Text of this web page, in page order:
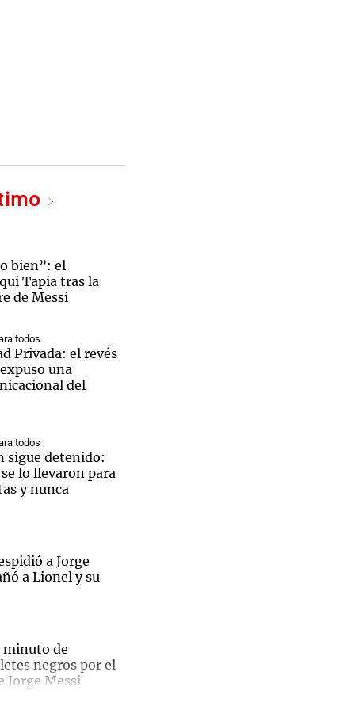
bien”: el
Tapia tras la
de Messi
todos
Privada: el revés
una
del
todos
sigue detenido:
lo llevaron para
y nunca
a Jorge
a Lionel y su
minuto de
negros por el
Jorge Messi
de